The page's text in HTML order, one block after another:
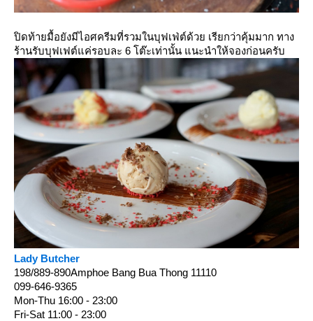
ปิดท้ายมื้อยังมีไอศครีมที่รวมในบุฟเฟ่ต์ด้วย เรียกว่าคุ้มมาก ทาง
ร้านรับบุฟเฟต์แค่รอบละ 6 โต๊ะเท่านั้น แนะนำให้จองก่อนครับ
Lady Butcher
198/889-890Amphoe Bang Bua Thong 11110
099-646-9365
Mon-Thu 16:00 - 23:00
Fri-Sat 11:00 - 23:00